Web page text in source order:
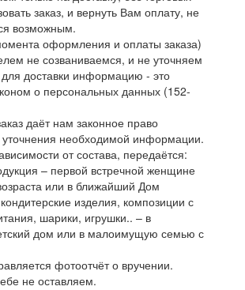
заказ, и вернуть Вам оплату, не
возможным.
оформления и оплаты заказа)
не созваниваемся, и не уточняем
доставки информацию - это
о персональных данных (152-
даёт нам законное право
уточнения необходимой информации.
от состава, передаётся:
– первой встречной женщине
или в ближайший Дом
изделия, композиции с
шарики, игрушки.. – в
дом или в малоимущую семью с
фотоотчёт о вручении.
не оставляем.